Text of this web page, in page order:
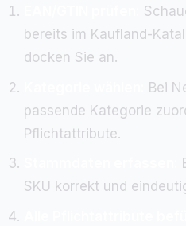
bereits im Kaufland-
docken Sie an.
Bei
passende Kategorie
Pflichtattribute.
SKU korrekt und